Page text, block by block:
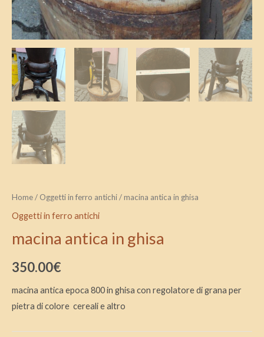
Home/ Oggetti in ferro antichi/ macina antica in ghisa
Oggetti in ferro antichi
macina antica in ghisa
350.00€
macina antica epoca 800 in ghisa con regolatore di grana per
pietra di colore cereali e altro